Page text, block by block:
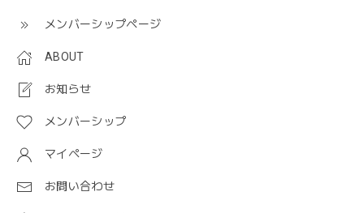
メンバーシップページ
ABOUT
お知らせ
メンバーシップ
マイページ
お問い合わせ